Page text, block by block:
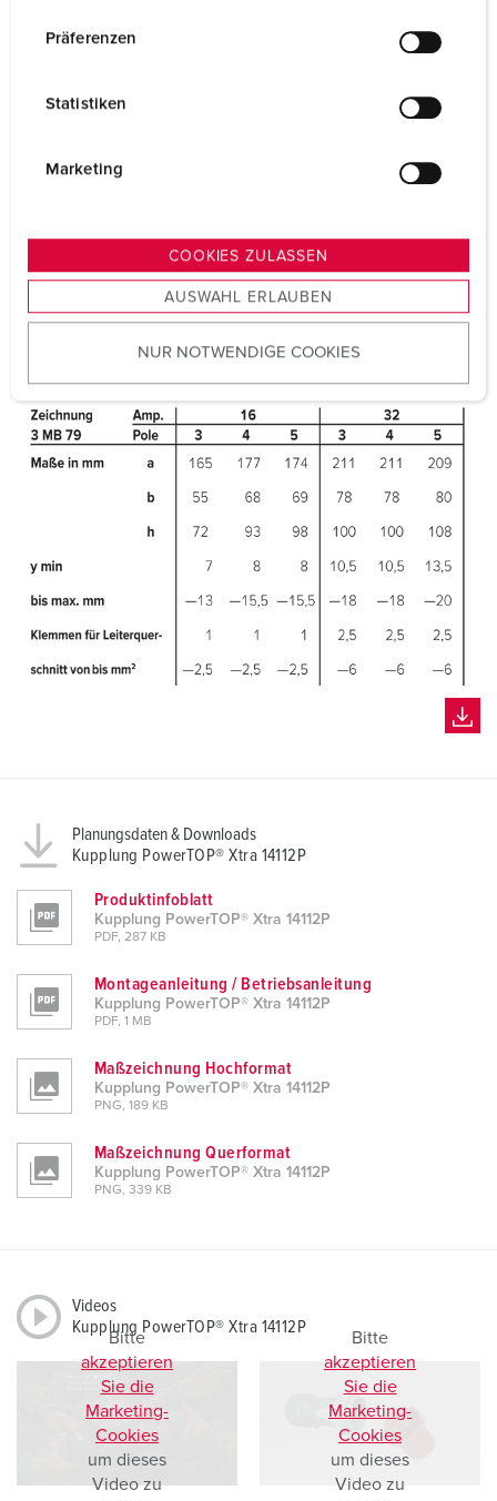
s
u
w
a
h
l
Präferenzen
Statistiken
Marketing
COOKIES ZULASSEN
AUSWAHL ERLAUBEN
NUR NOTWENDIGE COOKIES
Prüfzeichen
Planungsdaten & Downloads
Kupplung PowerTOP® Xtra 14112P
Produktinfoblatt
Kupplung PowerTOP® Xtra 14112P
PDF, 287 KB
Montageanleitung / Betriebsanleitung
Kupplung PowerTOP® Xtra 14112P
PDF, 1 MB
Maßzeichnung Hochformat
Kupplung PowerTOP® Xtra 14112P
PNG, 189 KB
Maßzeichnung Querformat
Kupplung PowerTOP® Xtra 14112P
PNG, 339 KB
Videos
Kupplung PowerTOP® Xtra 14112P
Bitte
akzeptieren
Sie die
Marketing-
Cookies
um dieses
Video zu
Bitte
akzeptieren
Sie die
Marketing-
Cookies
um dieses
Video zu